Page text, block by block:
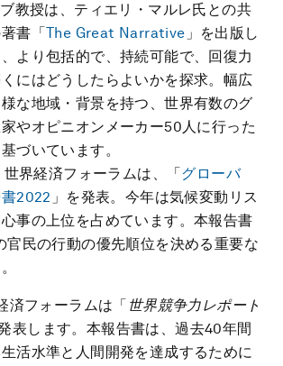
教授は、ティエリ・マルレ氏との共
書「The Great Narrative 」を出版し
より包括的で、持続可能で、回復力
にはどうしたらよいかを探求。幅広
な地域・背景を持つ、世界有数のグ
やオピニオンメーカー50人に行った
づいています。
世界経済フォーラムは、「グローバ
2022 」を発表。今年は気候変動リス
事の上位を占めています。本報告書
官民の行動の優先順位を決める重要な
済フォーラムは「 世界競争力レポート
表します。本報告書は、過去40年間
活水準と人間開発を達成するために